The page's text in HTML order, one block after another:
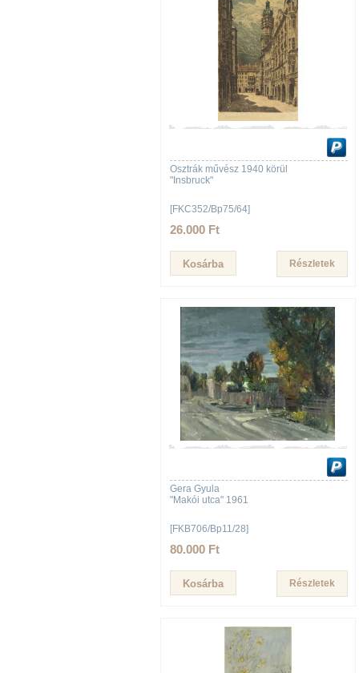
Osztrák művész 1940 körül
"Insbruck"
[FKC352/Bp75/64]
26.000 Ft
Részletek
Gera Gyula
"Makói utca" 1961
[FKB706/Bp11/28]
80.000 Ft
Részletek